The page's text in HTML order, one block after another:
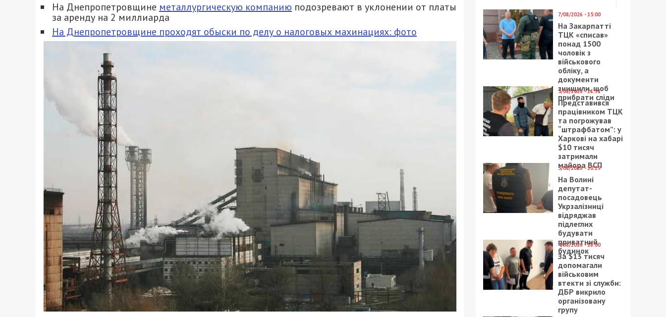
На Днепропетровщине металлургическую компанию подозревают в уклонении от платы
за аренду на 2 миллиарда
На Днепропетровщине проходят обыски по делу о налоговых махинациях: фото
7/08/2026 - 15:00
На Закарпатті
ТЦК «списав»
понад 1500
чоловік з
військового
обліку, а
документи
знищили, щоб
прибрати сліди
5/08/2026 - 21:31
Представився
працівником ТЦК
та погрожував
“штрафбатом”: у
Харкові на хабарі
$10 тисяч
затримали
майора ВСП
5/08/2026 - 10:29
На Волині
депутат-
посадовець
Укрзалізниці
відряджав
підлеглих
будувати
приватний
будинок
4/08/2026 - 18:00
За $13 тисяч
допомагали
військовим
втекти зі служби:
ДБР викрило
організовану
групу